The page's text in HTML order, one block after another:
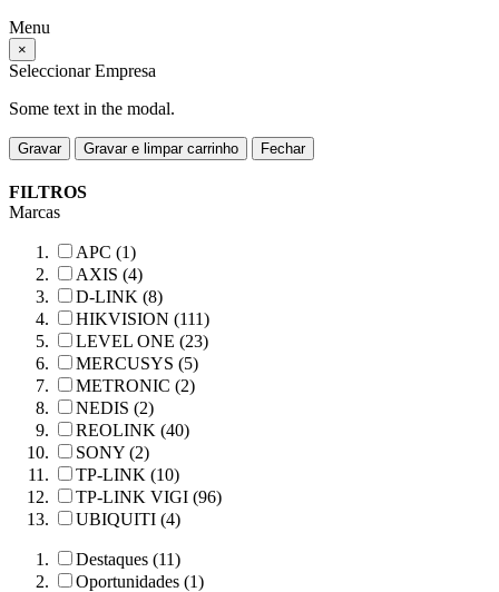
Menu
×
Seleccionar Empresa
Some text in the modal.
Gravar Gravar e limpar carrinho Fechar
FILTROS
Marcas
APC (1)
AXIS (4)
D-LINK (8)
HIKVISION (111)
LEVEL ONE (23)
MERCUSYS (5)
METRONIC (2)
NEDIS (2)
REOLINK (40)
SONY (2)
TP-LINK (10)
TP-LINK VIGI (96)
UBIQUITI (4)
Destaques (11)
Oportunidades (1)